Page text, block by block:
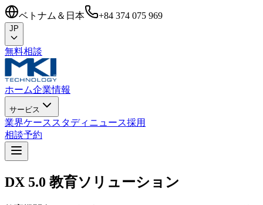
ベトナム＆日本 +84 374 075 969
JP
無料相談
ホーム企業情報
サービス
業界ケーススタディ ニュース採用
相談予約
DX 5.0 教育ソリューション